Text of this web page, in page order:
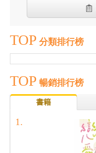
TOP 分類排行榜
TOP 暢銷排行榜
書籍